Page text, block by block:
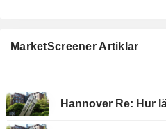
MarketScreener Artiklar
Hannover Re: Hur